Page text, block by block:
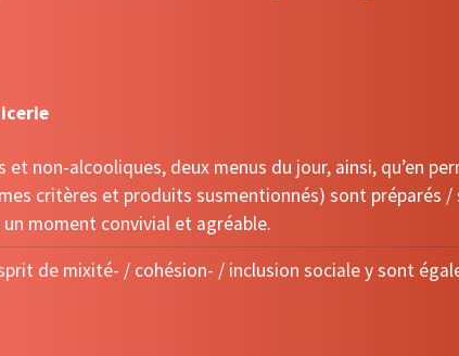
non-alcooliques, deux menus du jour, ainsi, qu’en
critères et produits susmentionnés) sont préparés /
moment convivial et agréable.
de mixité- / cohésion- / inclusion sociale y sont